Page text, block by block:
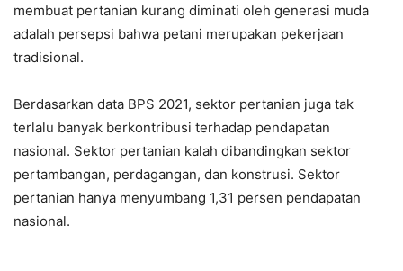
membuat pertanian kurang diminati oleh generasi muda
adalah persepsi bahwa petani merupakan pekerjaan
tradisional.
Berdasarkan data BPS 2021, sektor pertanian juga tak
terlalu banyak berkontribusi terhadap pendapatan
nasional. Sektor pertanian kalah dibandingkan sektor
pertambangan, perdagangan, dan konstrusi. Sektor
pertanian hanya menyumbang 1,31 persen pendapatan
nasional.